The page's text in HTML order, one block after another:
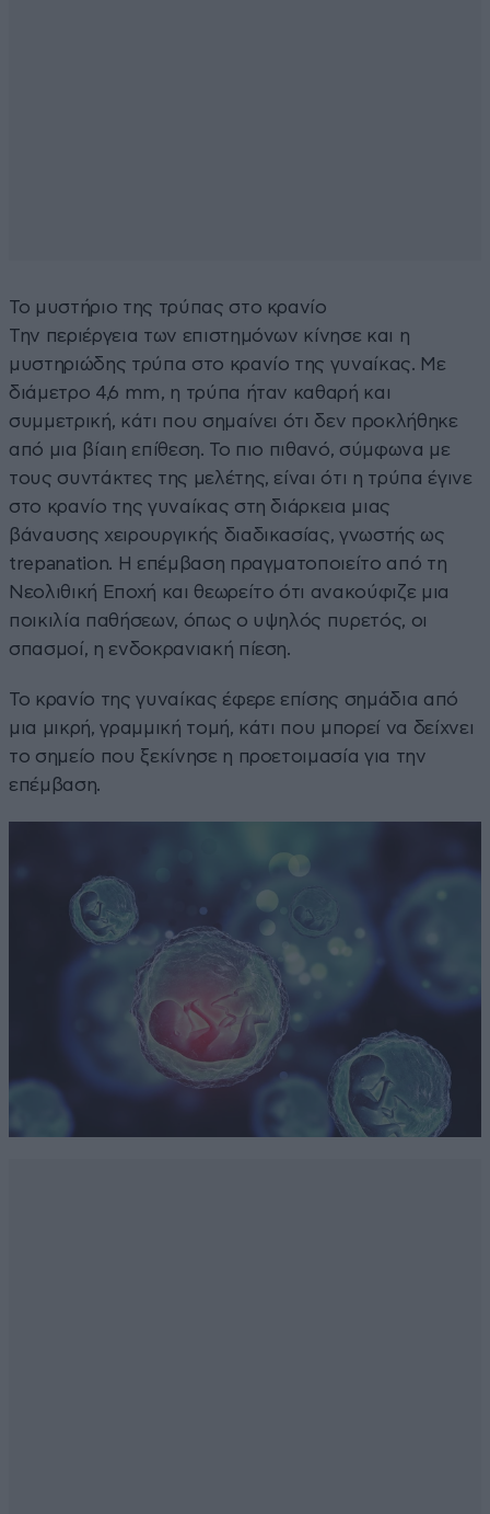
Το μυστήριο της τρύπας στο κρανίο
Την περιέργεια των επιστημόνων κίνησε και η
μυστηριώδης τρύπα στο κρανίο της γυναίκας. Με
διάμετρο 4,6 mm, η τρύπα ήταν καθαρή και
συμμετρική, κάτι που σημαίνει ότι δεν προκλήθηκε
από μια βίαιη επίθεση. Το πιο πιθανό, σύμφωνα με
τους συντάκτες της μελέτης, είναι ότι η τρύπα έγινε
στο κρανίο της γυναίκας στη διάρκεια μιας
βάναυσης χειρουργικής διαδικασίας, γνωστής ως
trepanation. Η επέμβαση πραγματοποιείτο από τη
Νεολιθική Εποχή και θεωρείτο ότι ανακούφιζε μια
ποικιλία παθήσεων, όπως ο υψηλός πυρετός, οι
σπασμοί, η ενδοκρανιακή πίεση.
Το κρανίο της γυναίκας έφερε επίσης σημάδια από
μια μικρή, γραμμική τομή, κάτι που μπορεί να δείχνει
το σημείο που ξεκίνησε η προετοιμασία για την
επέμβαση.